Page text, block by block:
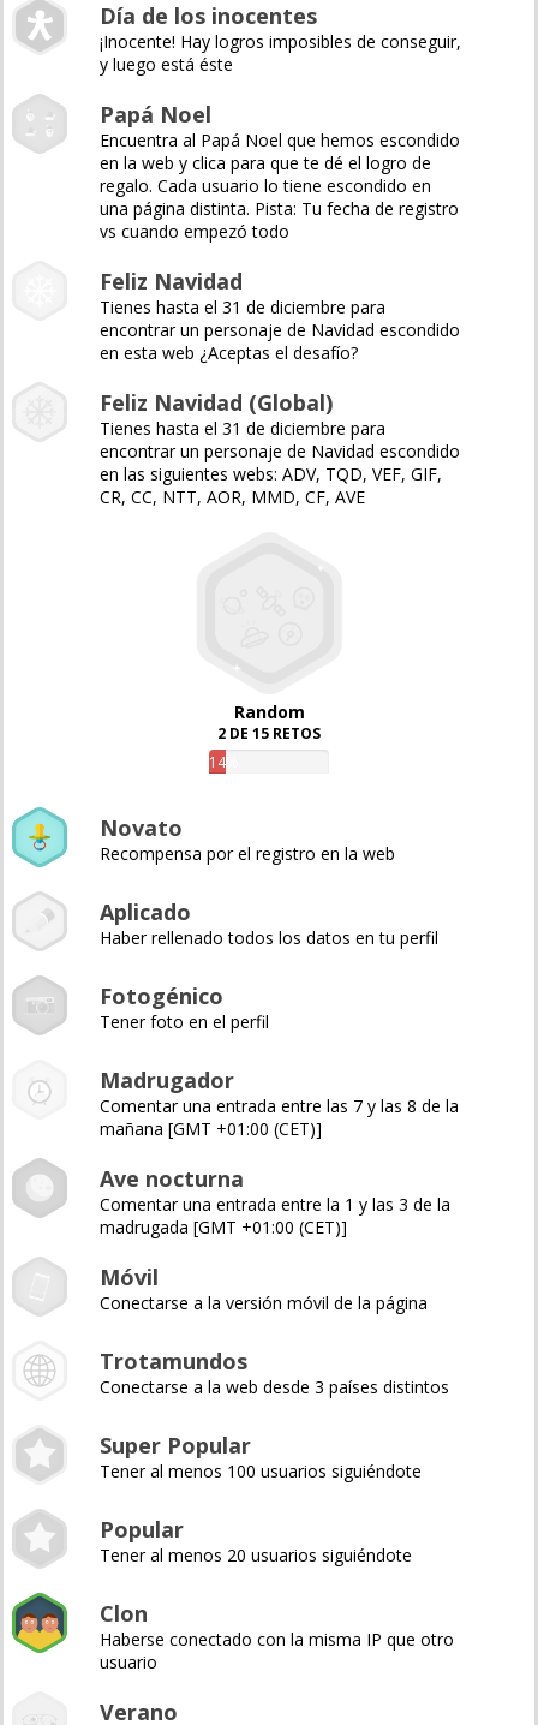
Día de los inocentes
¡Inocente! Hay logros imposibles de conseguir,
y luego está éste
Papá Noel
Encuentra al Papá Noel que hemos escondido
en la web y clica para que te dé el logro de
regalo. Cada usuario lo tiene escondido en
una página distinta. Pista: Tu fecha de registro
vs cuando empezó todo
Feliz Navidad
Tienes hasta el 31 de diciembre para
encontrar un personaje de Navidad escondido
en esta web ¿Aceptas el desafío?
Feliz Navidad (Global)
Tienes hasta el 31 de diciembre para
encontrar un personaje de Navidad escondido
en las siguientes webs: ADV, TQD, VEF, GIF,
CR, CC, NTT, AOR, MMD, CF, AVE
Random
2 DE 15 RETOS
14%
Novato
Recompensa por el registro en la web
Aplicado
Haber rellenado todos los datos en tu perfil
Fotogénico
Tener foto en el perfil
Madrugador
Comentar una entrada entre las 7 y las 8 de la
mañana [GMT +01:00 (CET)]
Ave nocturna
Comentar una entrada entre la 1 y las 3 de la
madrugada [GMT +01:00 (CET)]
Móvil
Conectarse a la versión móvil de la página
Trotamundos
Conectarse a la web desde 3 países distintos
Super Popular
Tener al menos 100 usuarios siguiéndote
Popular
Tener al menos 20 usuarios siguiéndote
Clon
Haberse conectado con la misma IP que otro
usuario
Verano